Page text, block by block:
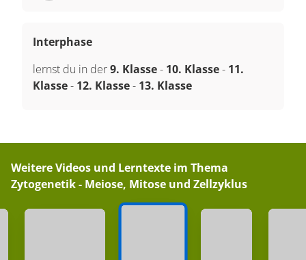
Interphase
lernst du in der9. Klasse- 10. Klasse- 11.
Klasse- 12. Klasse- 13. Klasse
Weitere Videos und Lerntexte im Thema
Zytogenetik - Meiose, Mitose und Zellzyklus